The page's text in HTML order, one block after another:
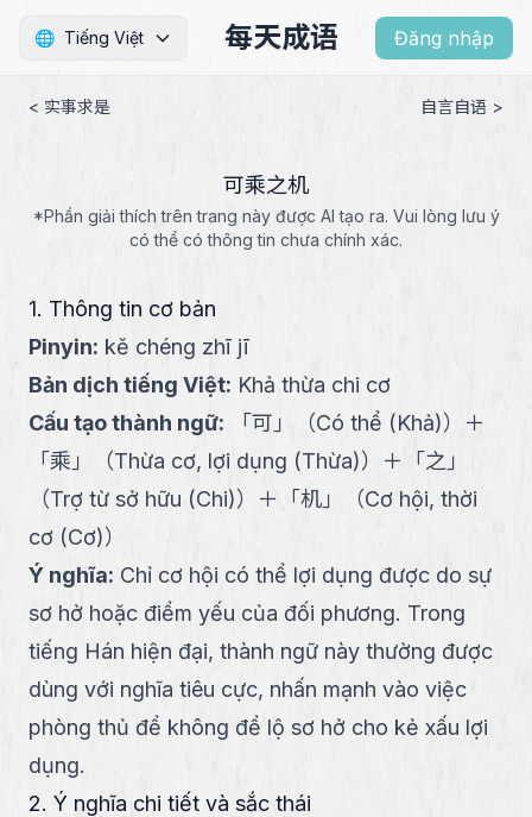
🌐 Tiếng Việt 每天成语 Đăng nhập
< 实事求是 自言自语 >
可乘之机
*Phần giải thích trên trang này được AI tạo ra. Vui lòng lưu ý
có thể có thông tin chưa chính xác.
1. Thông tin cơ bản
Pinyin: kě chéng zhī jī
Bản dịch tiếng Việt: Khả thừa chi cơ
Cấu tạo thành ngữ: 「可 」 （Có thể (Khả)） ＋
「乘 」 （Thừa cơ, lợi dụng (Thừa)） ＋ 「之 」
（Trợ từ sở hữu (Chi)） ＋ 「机 」 （Cơ hội, thời
cơ (Cơ)）
Ý nghĩa: Chỉ cơ hội có thể lợi dụng được do sự
sơ hở hoặc điểm yếu của đối phương. Trong
tiếng Hán hiện đại, thành ngữ này thường được
dùng với nghĩa tiêu cực, nhấn mạnh vào việc
phòng thủ để không để lộ sơ hở cho kẻ xấu lợi
dụng.
2. Ý nghĩa chi tiết và sắc thái